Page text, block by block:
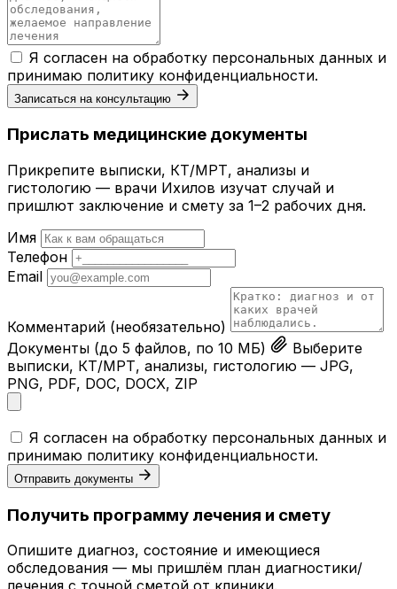
Я согласен на обработку персональных данных и
принимаю политику конфиденциальности.
Записаться на консультацию
Прислать медицинские документы
Прикрепите выписки, КТ/МРТ, анализы и
гистологию — врачи Ихилов изучат случай и
пришлют заключение и смету за 1–2 рабочих дня.
Имя
Телефон
Email
Комментарий (необязательно)
Документы (до 5 файлов, по 10 МБ)
Выберите
выписки, КТ/МРТ, анализы, гистологию — JPG,
PNG, PDF, DOC, DOCX, ZIP
Я согласен на обработку персональных данных и
принимаю политику конфиденциальности.
Отправить документы
Получить программу лечения и смету
Опишите диагноз, состояние и имеющиеся
обследования — мы пришлём план диагностики/